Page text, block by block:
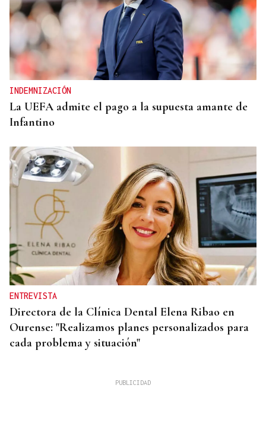
INDEMNIZACIÓN
La UEFA admite el pago a la supuesta amante de
Infantino
ENTREVISTA
Directora de la Clínica Dental Elena Ribao en
Ourense: "Realizamos planes personalizados para
cada problema y situación"